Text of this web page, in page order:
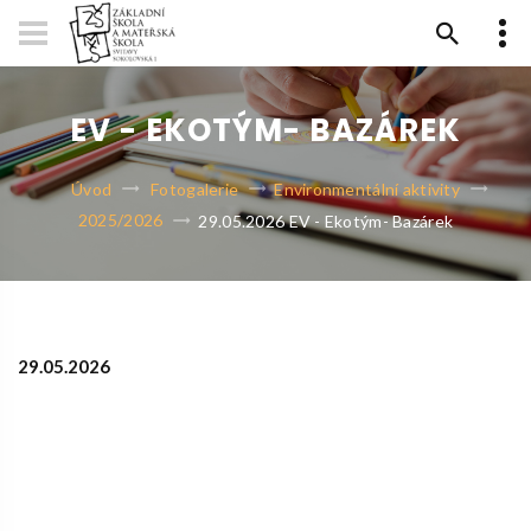
EV - EKOTÝM- BAZÁREK
Úvod Fotogalerie
Environmentální aktivity
2025/2026
29.05.2026 EV - Ekotým- Bazárek
29.05.2026